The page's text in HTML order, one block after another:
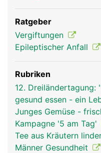
Ratgeber
Vergiftungen
Epileptischer Anfall
Rubriken
12. Dreiländertagung:
gesund essen - ein
Junges Gemüse -
Kampagne '5 am Tag'
Tee aus Kräutern
Männer Gesundheit